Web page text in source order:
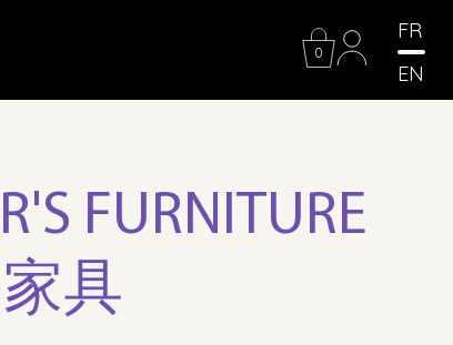
0
FR
EN
FURNITURE
具